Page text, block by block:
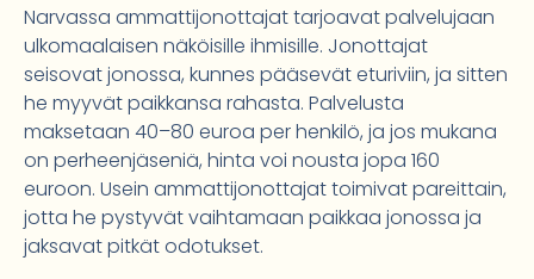
Narvassa ammattijonottajat tarjoavat palvelujaan
ulkomaalaisen näköisille ihmisille. Jonottajat
seisovat jonossa, kunnes pääsevät eturiviin, ja sitten
he myyvät paikkansa rahasta. Palvelusta
maksetaan 40–80 euroa per henkilö, ja jos mukana
on perheenjäseniä, hinta voi nousta jopa 160
euroon. Usein ammattijonottajat toimivat pareittain,
jotta he pystyvät vaihtamaan paikkaa jonossa ja
jaksavat pitkät odotukset.